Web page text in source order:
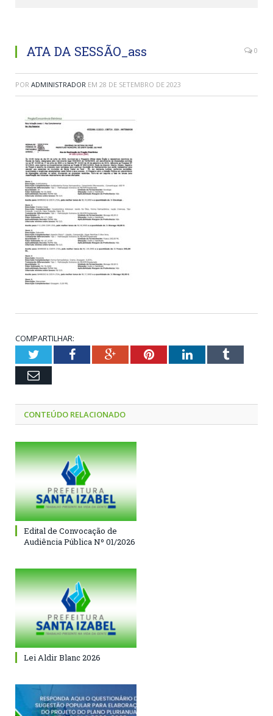
ATA DA SESSÃO_ass 0
POR ADMINISTRADOR EM 28 DE SETEMBRO DE 2023
COMPARTILHAR:
TwitterFacebookGoogle+PinterestLinkedInTumblr
Email
CONTEÚDO RELACIONADO
Edital de Convocação de
Audiência Pública Nº 01/2026
Lei Aldir Blanc 2026